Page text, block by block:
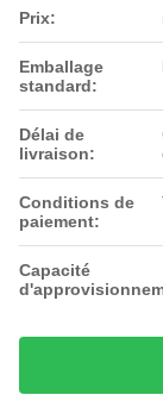
Prix:
Emballage
standard:
Délai de
livraison:
Conditions de
paiement:
Capacité